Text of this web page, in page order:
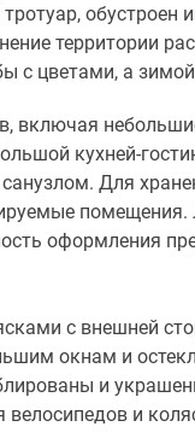
обустроен
территории
с цветами, а
включая
кухней-
Для
помещения.
оформления
с внешней
окнам и
и
и